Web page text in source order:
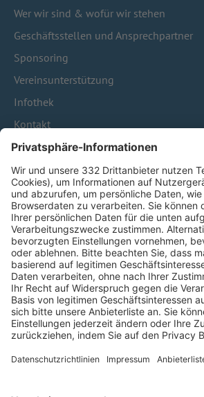
Wer wir sind & wofür wir stehen
Geschäftsstellen und Ansprechpartner
Sponsoring
Vereinsunterstützung
Infothek
Kontakt
HÄUFIG BESUCHTE SEITEN
Pässe und Vereinswechsel
Trainerausbildung
Schulungsangebot Vereinsmitarbeiter
BFV-Geschäftsstellen
Trainerbörse
Login SpielPlus
FOLGE DEM BFV